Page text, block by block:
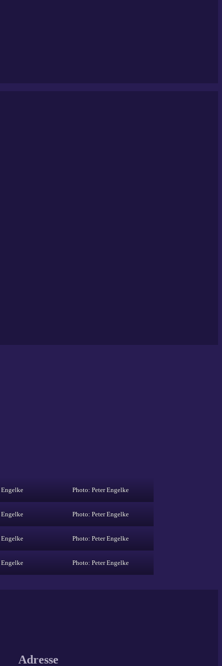
Photo: Peter Engelke
Photo: Peter Engelke
Photo: Peter Engelke
Photo: Peter Engelke
Adresse